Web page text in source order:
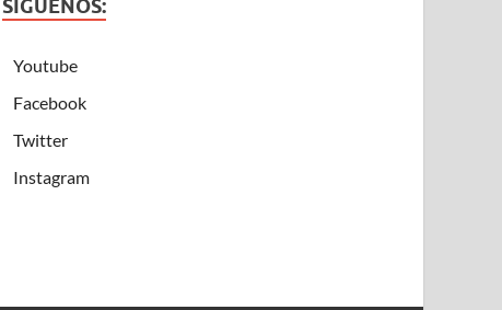
SÍGUENOS:
Youtube
Facebook
Twitter
Instagram